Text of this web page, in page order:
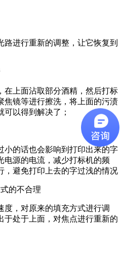
路进行重新的调整，让它恢复到
在上面沾取部分酒精，然后打标
焦镜等进行擦洗，将上面的污渍
以得到解决了；
小的话也会影响到打印出来的字
电源的电流，减少打标机的频
，避免打印上去的字过浅的情况
的不合理
度，对原来的填充方式进行调
于处于上面，对焦点进行重新的